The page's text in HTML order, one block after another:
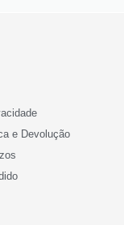
e Devolução